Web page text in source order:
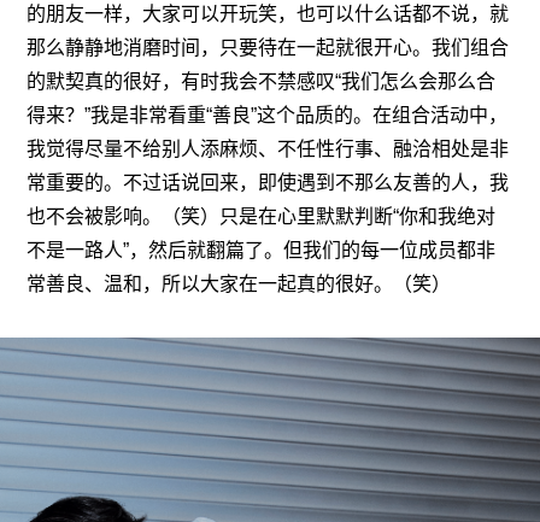
的朋友一样，大家可以开玩笑，也可以什么话都不说，就
那么静静地消磨时间，只要待在一起就很开心。我们组合
的默契真的很好，有时我会不禁感叹“我们怎么会那么合
得来？”我是非常看重“善良”这个品质的。在组合活动中，
我觉得尽量不给别人添麻烦、不任性行事、融洽相处是非
常重要的。不过话说回来，即使遇到不那么友善的人，我
也不会被影响。（笑）只是在心里默默判断“你和我绝对
不是一路人”，然后就翻篇了。但我们的每一位成员都非
常善良、温和，所以大家在一起真的很好。（笑）